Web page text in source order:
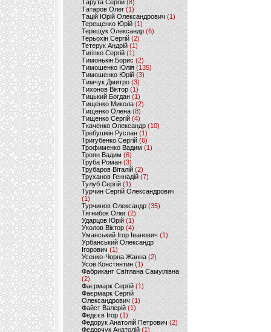
Тарута Сергій (8)
Татаров Олег(1)
Тацій Юрій Олександрович(1)
Терещенко Юрій(1)
Терещук Олександр(6)
Терьохін Сергій (2)
Тетерук Андрій (1)
Тигіпко Сергій(1)
Тимонькін Борис (2)
Тимошенко Юлія (135)
Тимошенко Юрій(3)
Тимчук Дмитро (3)
Тихонов Віктор (1)
Тицький Богдан (1)
Тищенко Микола (2)
Тищенко Олена (8)
Тищенко Сергій (4)
Ткаченко Олександр (10)
Требушкін Руслан (1)
Тригубенко Сергій(6)
Трофименко Вадим (1)
Троян Вадим (6)
Труба Роман(3)
Трубаров Віталій (2)
Труханов Геннадій (7)
Тулуб Сергій(1)
Турчин Сергій Олександрович
(1)
Турчинов Олександр(35)
Тягнибок Олег (2)
Ударцов Юрій (1)
Уколов Віктор(4)
Уманський Ігор Іванович(1)
Урбанський Олександр
Ігорович (1)
Усенко-Чорна Жанна (2)
Усов Констянтин(1)
Фабрикант Світлана Самуілівна
(2)
Фаєрмарк Сергій(1)
Фаєрмарк Сергій
Олександрович (1)
Файст Валерій(1)
Федєєв Ігор (1)
Федорук Анатолій Петрович (2)
Федорчук Анатолій (1)